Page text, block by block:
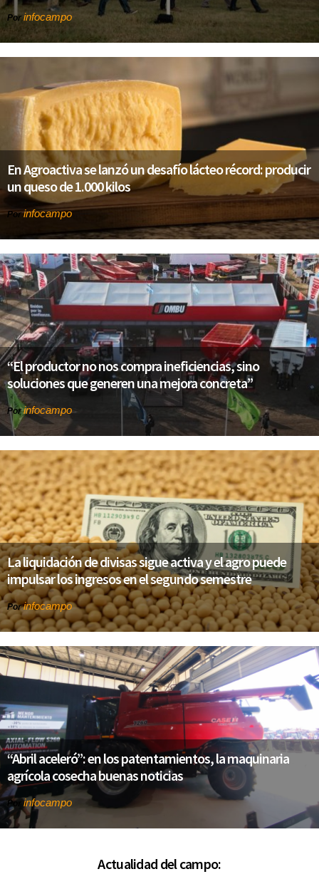
Por infocampo
En Agroactiva se lanzó un desafío lácteo récord: producir
un queso de 1.000 kilos
Porinfocampo
“El productor no nos compra ineficiencias, sino
soluciones que generen una mejora concreta”
Porinfocampo
La liquidación de divisas sigue activa y el agro puede
impulsar los ingresos en el segundo semestre
Porinfocampo
“Abril aceleró”: en los patentamientos, la maquinaria
agrícola cosecha buenas noticias
Por infocampo
Actualidad del campo: